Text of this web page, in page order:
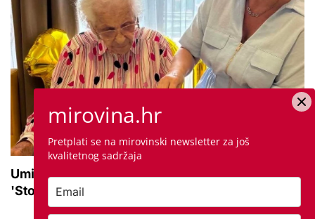
Umirovljenica Ljubica proslavila 100 godina:
'Stoljeće uspomena, ljubavi i mudrosti'
mirovina.hr
Pretplati se na mirovinski newsletter za još
kvalitetnog sadržaja